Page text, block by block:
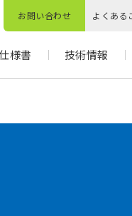
お問い合わせ よくある
様書 技術情報